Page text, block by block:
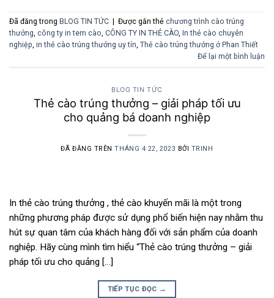
Đã đăng trong BLOG TIN TỨC | Được gắn thẻ chương trình cào trúng
thưởng công ty in tem cào CÔNG TY IN THẺ CÀO In thẻ cào chuyên
nghiệp in thẻ cào trúng thưởng uy tín Thẻ cào trúng thưởng ở Phan Thiết
Để lại một bình luận
BLOG TIN TỨC
Thẻ cào trúng thưởng – giải pháp tối ưu
cho quảng bá doanh nghiệp
ĐÃ ĐĂNG TRÊNTHÁNG 4 22, 2023 BỞI TRINH
In thẻ cào trúng thưởng , thẻ cào khuyến mãi là một trong
những phương pháp được sử dụng phổ biến hiện nay nhằm thu
hút sự quan tâm của khách hàng đối với sản phẩm của doanh
nghiệp. Hãy cùng mình tìm hiểu “Thẻ cào trúng thưởng – giải
pháp tối ưu cho quảng […]
TIẾP TỤC ĐỌC →